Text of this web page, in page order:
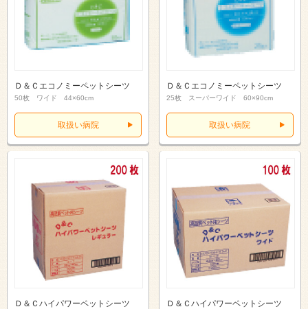
Ｄ＆Ｃエコノミーペットシーツ
50枚 ワイド 44×60cm
取扱い病院
Ｄ＆Ｃエコノミーペットシーツ
25枚 スーパーワイド 60×90cm
取扱い病院
Ｄ＆Ｃハイパワーペットシーツ Ｄ＆Ｃハイパワーペットシーツ